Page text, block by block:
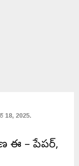
18, 2025.
ఈ – పేపర్,